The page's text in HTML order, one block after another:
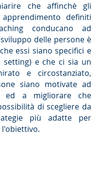
che affinchè gli
definiti
conducano ad
delle persone è
essi siano specifici e
setting) e che ci sia un
e circostanziato,
siano motivate ad
ed a migliorare che
di scegliere da
più adatte per